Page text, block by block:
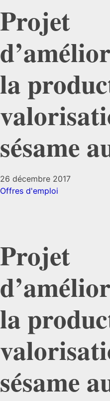
Projet
la
sésame
26 décembre 2017
Offres d'emploi
Projet
la
sésame